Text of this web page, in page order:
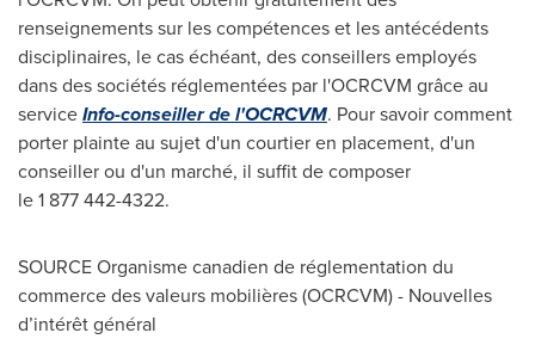
renseignements sur les compétences et les antécédents
disciplinaires, le cas échéant, des conseillers employés
dans des sociétés réglementées par l'OCRCVM grâce au
serviceInfo-conseiller de l'OCRCVM. Pour savoir comment
porter plainte au sujet d'un courtier en placement, d'un
conseiller ou d'un marché, il suffit de composer
le 1 877 442-4322.
SOURCE Organisme canadien de réglementation du
commerce des valeurs mobilières (OCRCVM) - Nouvelles
d’intérêt général